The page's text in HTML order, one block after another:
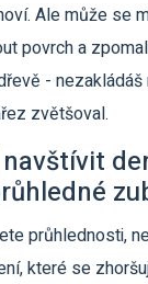
Ale může se
povrch a
- nezakládáš
zvětšoval.
průhlednosti,
které se